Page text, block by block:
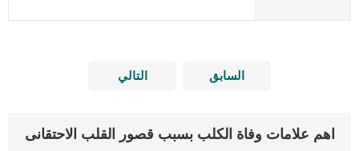
السابق التالي
اهم علامات وفاة الكلب بسبب قصور القلب الاحتقانى